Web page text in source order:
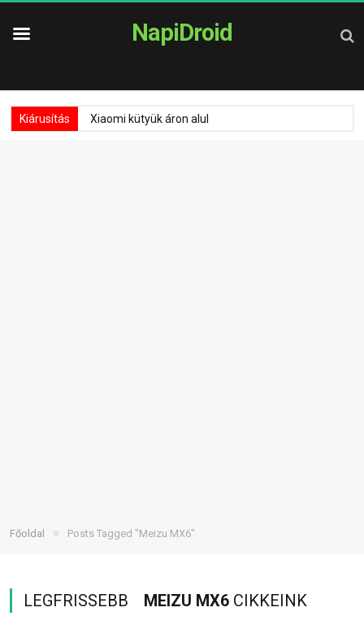
NapiDroid
Kiárusítás Xiaomi kütyük áron alul
Főoldal » Posts Tagged "Meizu MX6"
LEGFRISSEBB MEIZU MX6 CIKKEINK